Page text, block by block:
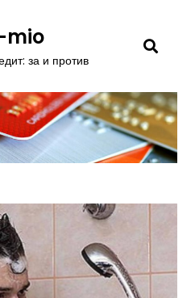
mio
за и против